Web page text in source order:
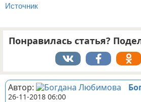
Источник
Понравилась статья?
Автор:
26-11-2018 06:00